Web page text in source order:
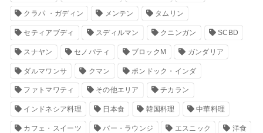
クラパ ・ガディン メンテン タムリン
セティアブディ スディルマン クニンガン SCBD
スナヤン セノパティ ブロックM ガンダリア
ダルマワンサ クマン ポンドック・インダ
ファトマワティ その他エリア チカラン
インドネシア料理 日本食 韓国料理 中華料理
カフェ・スイーツ バー・ラウンジ エスニック 洋食